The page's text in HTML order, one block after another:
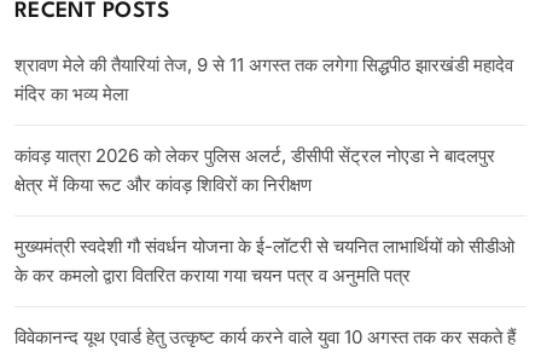
RECENT POSTS
श्रावण मेले की तैयारियां तेज, 9 से 11 अगस्त तक लगेगा सिद्धपीठ झारखंडी महादेव
मंदिर का भव्य मेला
कांवड़ यात्रा 2026 को लेकर पुलिस अलर्ट, डीसीपी सेंट्रल नोएडा ने बादलपुर
क्षेत्र में किया रूट और कांवड़ शिविरों का निरीक्षण
मुख्यमंत्री स्वदेशी गौ संवर्धन योजना के ई-लॉटरी से चयनित लाभार्थियों को सीडीओ
के कर कमलो द्वारा वितरित कराया गया चयन पत्र व अनुमति पत्र
विवेकानन्द यूथ एवार्ड हेतु उत्कृष्ट कार्य करने वाले युवा 10 अगस्त तक कर सकते हैं